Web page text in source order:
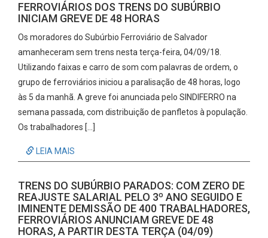
FERROVIÁRIOS DOS TRENS DO SUBÚRBIO
INICIAM GREVE DE 48 HORAS
Os moradores do Subúrbio Ferroviário de Salvador
amanheceram sem trens nesta terça-feira, 04/09/18.
Utilizando faixas e carro de som com palavras de ordem, o
grupo de ferroviários iniciou a paralisação de 48 horas, logo
às 5 da manhã. A greve foi anunciada pelo SINDIFERRO na
semana passada, com distribuição de panfletos à população.
Os trabalhadores […]
LEIA MAIS
TRENS DO SUBÚRBIO PARADOS: COM ZERO DE
REAJUSTE SALARIAL PELO 3º ANO SEGUIDO E
IMINENTE DEMISSÃO DE 400 TRABALHADORES,
FERROVIÁRIOS ANUNCIAM GREVE DE 48
HORAS, A PARTIR DESTA TERÇA (04/09)